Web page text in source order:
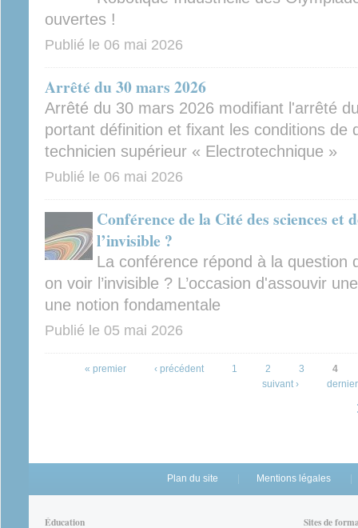
ouvertes !
Publié le 06 mai 2026
Arrêté du 30 mars 2026
Arrêté du 30 mars 2026 modifiant l'arrêté
portant définition et fixant les conditions de
technicien supérieur « Electrotechnique »
Publié le 06 mai 2026
Conférence de la Cité des sciences et
l’invisible ?
La conférence répond à la question
on voir l’invisible ? L’occasion d'assouvir
une notion fondamentale
Publié le 05 mai 2026
« premier ‹ précédent 1 2 3
4
suivant ›
Plan du site Mentions légales
Éducation Sites de